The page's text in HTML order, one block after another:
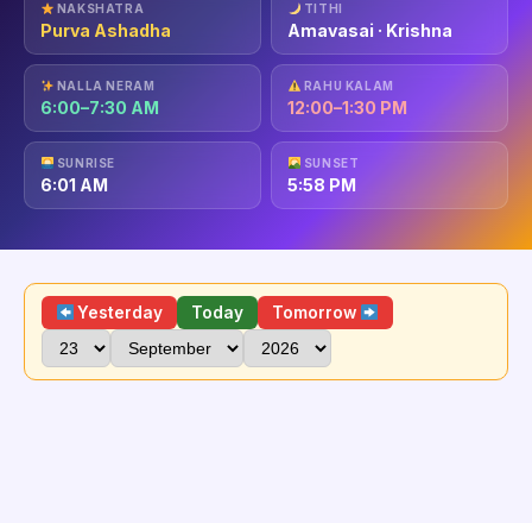
NAKSHATRA
Purva Ashadha
TITHI
Amavasai · Krishna
NALLA NERAM
6:00–7:30 AM
RAHU KALAM
12:00–1:30 PM
SUNRISE
6:01 AM
SUNSET
5:58 PM
Yesterday Today Tomorrow